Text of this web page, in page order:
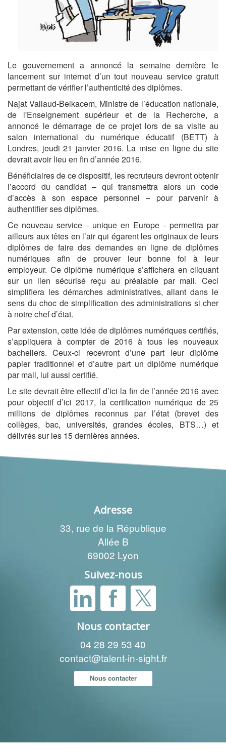
Le gouvernement a annoncé la semaine dernière le
lancement sur internet d’un tout nouveau service gratuit
permettant de vérifier l’authenticité des diplômes.
Najat Vallaud-Belkacem, Ministre de l’éducation nationale,
de l'Enseignement supérieur et de la Recherche, a
annoncé le démarrage de ce projet lors de sa visite au
salon international du numérique éducatif (BETT) à
Londres, jeudi 21 janvier 2016. La mise en ligne du site
devrait avoir lieu en fin d’année 2016.
Bénéficiaires de ce dispositif, les recruteurs devront obtenir
l’accord du candidat – qui transmettra alors un code
d’accès à son espace personnel – pour parvenir à
authentifier ses diplômes.
Ce nouveau service - unique en Europe - permettra par
ailleurs aux têtes en l’air qui égarent les originaux de leurs
diplômes de faire des demandes en ligne de diplômes
numériques afin de prouver leur bonne foi à leur
employeur. Ce diplôme numérique s’affichera en cliquant
sur un lien sécurisé reçu au préalable par mail. Ceci
simplifiera les démarches administratives, allant dans le
sens du choc de simplification des administrations si cher
à notre chef d’état.
Par extension, cette idée de diplômes numériques certifiés,
s’appliquera à compter de 2016 à tous les nouveaux
bacheliers. Ceux-ci recevront d’une part leur diplôme
papier traditionnel et d’autre part un diplôme numérique
par mail, lui aussi certifié.
Le site devrait être effectif d’ici la fin de l’année 2016 avec
pour objectif d’ici 2017, la certification numérique de 25
millions de diplômes reconnus par l’état (brevet des
collèges, bac, universités, grandes écoles, BTS…) et
délivrés sur les 15 dernières années.
Adresse
33, rue de la République
Allée B
69002 Lyon
Suivez-nous
Nous contacter
04 28 29 53 40
contact@talent-in-sight.fr
Nous contacter